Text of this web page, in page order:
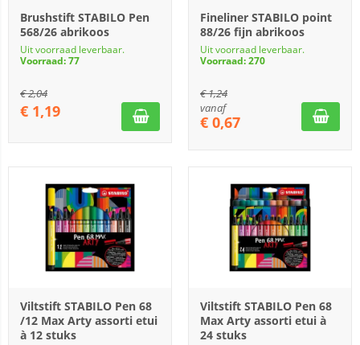
Brushstift STABILO Pen
568/26 abrikoos
Uit voorraad leverbaar.
Voorraad: 77
€2,04
€ 1,19
Fineliner STABILO point
88/26 fijn abrikoos
Uit voorraad leverbaar.
Voorraad: 270
€1,24
vanaf
€ 0,67
Viltstift STABILO Pen 68
/12 Max Arty assorti etui
à 12 stuks
Viltstift STABILO Pen 68
Max Arty assorti etui à
24 stuks